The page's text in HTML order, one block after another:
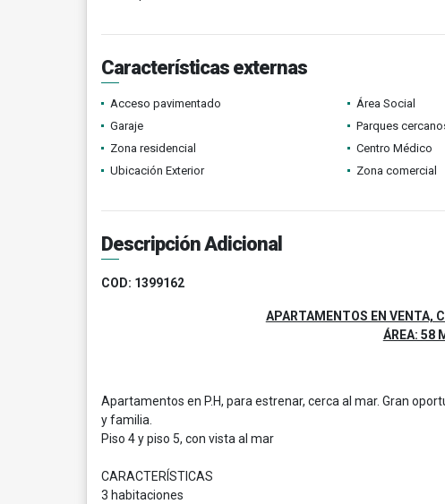
Características externas
Acceso pavimentado Área Social
Garaje
Parques
Zona residencial
Centro Médico
Ubicación Exterior
Zona comercial
Descripción Adicional
COD: 1399162
APARTAMENTOS EN VENTA,
ÁREA: 58
Apartamentos en P.H, para estrenar, cerca al mar. Gran
y familia.
Piso 4 y piso 5, con vista al mar
CARACTERÍSTICAS
3 habitaciones